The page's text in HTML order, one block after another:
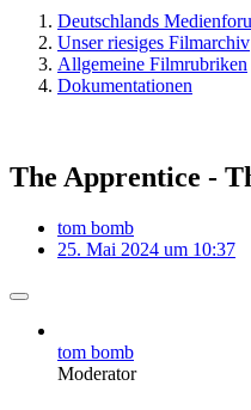
Deutschlands
Unser riesiges Filmarchiv
Allgemeine Filmrubriken
Dokumentationen
The Apprentice -
tom bomb
25. Mai 2024 um 10:37
tom bomb
Moderator